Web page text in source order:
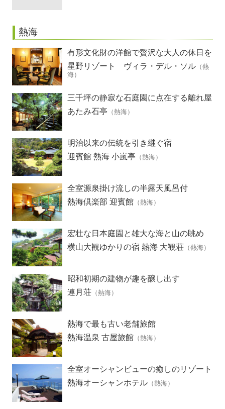
熱海
有形文化財の洋館で贅沢な大人の休日を
星野リゾート ヴィラ・デル・ソル （熱
海）
三千坪の静寂な石庭園に点在する離れ屋
あたみ石亭 （熱海）
明治以来の伝統を引き継ぐ宿
迎賓館 熱海 小嵐亭 （熱海）
全室源泉掛け流しの半露天風呂付
熱海倶楽部 迎賓館 （熱海）
宏壮な日本庭園と雄大な海と山の眺め
横山大観ゆかりの宿 熱海 大観荘 （熱海）
昭和初期の建物が趣を醸し出す
連月荘 （熱海）
熱海で最も古い老舗旅館
熱海温泉 古屋旅館 （熱海）
全室オーシャンビューの癒しのリゾート
ホテル
熱海オーシャンホテル （熱海）